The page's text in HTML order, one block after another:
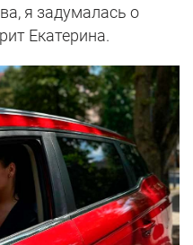
я задумалась о
Екатерина.